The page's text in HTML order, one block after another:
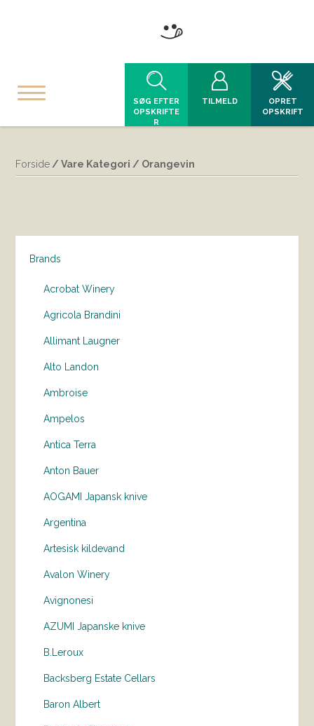
SØG EFTER
OPSKRIFTE
R
TILMELD
OPRET
OPSKRIFT
Forside / Vare Kategori / Orangevin
Brands
Acrobat Winery
Agricola Brandini
Allimant Laugner
Alto Landon
Ambroise
Ampelos
Antica Terra
Anton Bauer
AOGAMI Japansk knive
Argentina
Artesisk kildevand
Avalon Winery
Avignonesi
AZUMI Japanske knive
B.Leroux
Backsberg Estate Cellars
Baron Albert